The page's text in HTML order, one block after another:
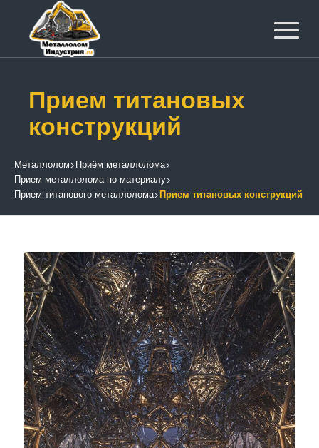
Прием титановых
конструкций
Металлолом>Приём металлолома>
Прием металлолома по материалу>
Прием титанового металлолома>Прием титановых конструкций